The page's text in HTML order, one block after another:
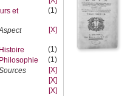
et
(1)
[X]
(1)
(1)
[X]
[X]
[X]